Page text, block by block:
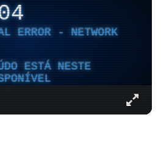
ERROR - NETWORK
ESTÁ NESTE